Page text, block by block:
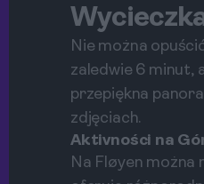
Nie można
zaledwie 6 minut,
przepiękna
zdjęciach.
Aktivności na
Na Fløyen można